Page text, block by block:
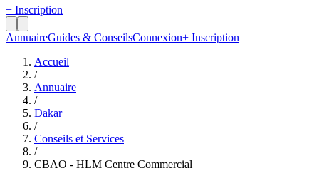
+ Inscription
AnnuaireGuides & ConseilsConnexion+ Inscription
Accueil
/
Annuaire
/
Dakar
/
Conseils et Services
/
CBAO - HLM Centre Commercial